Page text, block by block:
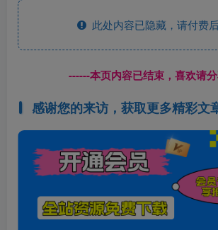
此处内容已隐藏，请付费
------本页内容已结束，喜欢请
感谢您的来访，获取更多精彩文